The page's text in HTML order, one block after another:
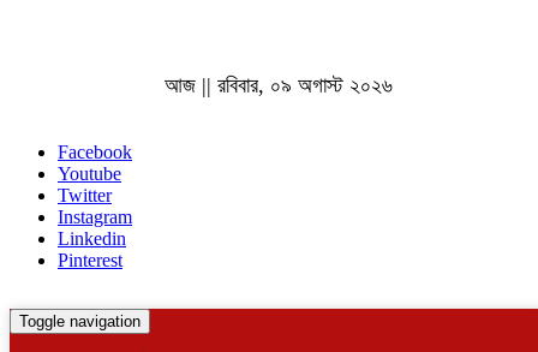
আজ || রবিবার, ০৯ অগাস্ট ২০২৬
Facebook
Youtube
Twitter
Instagram
Linkedin
Pinterest
Toggle navigation